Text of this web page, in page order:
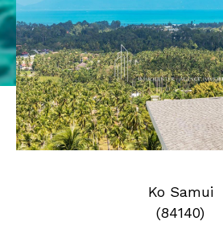
Ko Samui
(84140)
Pièces
0 1 2 3
Où
Où